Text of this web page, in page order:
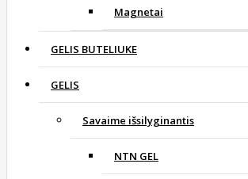
Magnetai
GELIS BUTELIUKE
GELIS
Savaime išsilyginantis
NTN GEL